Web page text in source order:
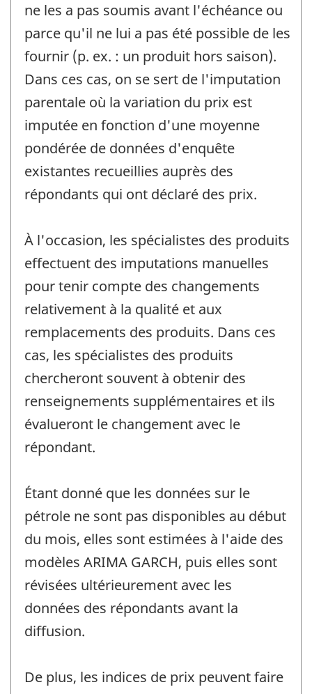
ne les a pas soumis avant l'échéance ou
parce qu'il ne lui a pas été possible de les
fournir (p. ex. : un produit hors saison).
Dans ces cas, on se sert de l'imputation
parentale où la variation du prix est
imputée en fonction d'une moyenne
pondérée de données d'enquête
existantes recueillies auprès des
répondants qui ont déclaré des prix.
À l'occasion, les spécialistes des produits
effectuent des imputations manuelles
pour tenir compte des changements
relativement à la qualité et aux
remplacements des produits. Dans ces
cas, les spécialistes des produits
chercheront souvent à obtenir des
renseignements supplémentaires et ils
évalueront le changement avec le
répondant.
Étant donné que les données sur le
pétrole ne sont pas disponibles au début
du mois, elles sont estimées à l'aide des
modèles ARIMA GARCH, puis elles sont
révisées ultérieurement avec les
données des répondants avant la
diffusion.
De plus, les indices de prix peuvent faire